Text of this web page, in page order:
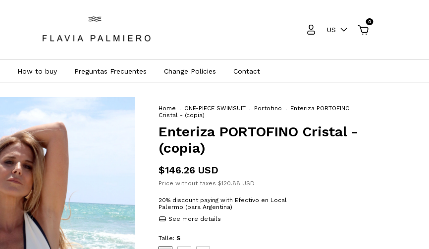
US
0
How to buy Preguntas Frecuentes Change Policies Contact
Home . ONE-PIECE SWIMSUIT . Portofino .
Enteriza PORTOFINO
Cristal - (copia)
Enteriza PORTOFINO Cristal -
(copia)
$146.26 USD
Price without taxes $120.88 USD
20% discountpaying with Efectivo en Local
Palermo (para Argentina)
See more details
Talle: S